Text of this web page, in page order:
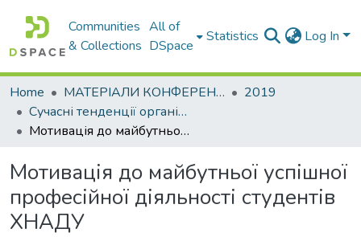
Communities
& Collections
All of
DSpace
Statistics Log In
Home МАТЕРІАЛИ КОНФЕРЕНЦІЙ
2019
Сучасні тенденції організаційнометодологічного забезпечення підготовки фахівців: проблеми та шляхи їх вирішення в умовах глобалізації та євроекономічної інтеграції
Мотивація до майбутньої успішної професійної діяльності студентів ХНАДУ
Мотивація до майбутньої успішної
професійної діяльності студентів
ХНАДУ